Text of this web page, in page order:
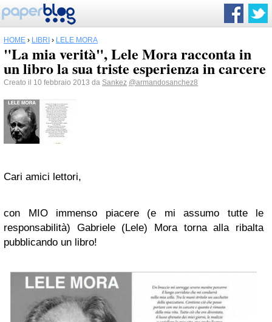
HOME › LIBRI › LELE MORA
"La mia verità", Lele Mora racconta in
un libro la sua triste esperienza in carcere
Creato il 10 febbraio 2013 da Sankez @armandosanchez8
Cari amici lettori,
con MIO immenso piacere (e mi assumo tutte le
responsabilità) Gabriele (Lele) Mora torna alla ribalta
pubblicando un libro!